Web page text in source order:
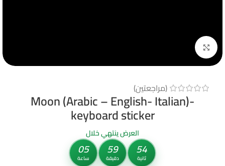
Click to enlarge
(مراجعتين)
Moon (Arabic – English- Italian)-
keyboard sticker
العرض ينتهي خلال
05
ساعة
59
دقيقة
53
ثانية